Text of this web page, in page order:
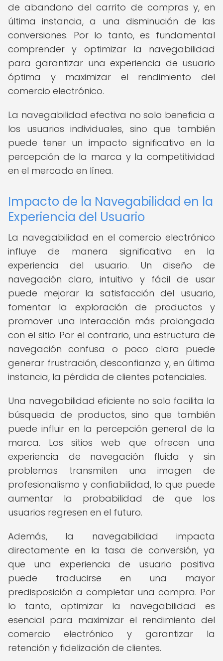
de abandono del carrito de compras y, en
última instancia, a una disminución de las
conversiones. Por lo tanto, es fundamental
comprender y optimizar la navegabilidad
para garantizar una experiencia de usuario
óptima y maximizar el rendimiento del
comercio electrónico.
La navegabilidad efectiva no solo beneficia a
los usuarios individuales, sino que también
puede tener un impacto significativo en la
percepción de la marca y la competitividad
en el mercado en línea.
Impacto de la Navegabilidad en la
Experiencia del Usuario
La navegabilidad en el comercio electrónico
influye de manera significativa en la
experiencia del usuario. Un diseño de
navegación claro, intuitivo y fácil de usar
puede mejorar la satisfacción del usuario,
fomentar la exploración de productos y
promover una interacción más prolongada
con el sitio. Por el contrario, una estructura de
navegación confusa o poco clara puede
generar frustración, desconfianza y, en última
instancia, la pérdida de clientes potenciales.
Una navegabilidad eficiente no solo facilita la
búsqueda de productos, sino que también
puede influir en la percepción general de la
marca. Los sitios web que ofrecen una
experiencia de navegación fluida y sin
problemas transmiten una imagen de
profesionalismo y confiabilidad, lo que puede
aumentar la probabilidad de que los
usuarios regresen en el futuro.
Además, la navegabilidad impacta
directamente en la tasa de conversión, ya
que una experiencia de usuario positiva
puede traducirse en una mayor
predisposición a completar una compra. Por
lo tanto, optimizar la navegabilidad es
esencial para maximizar el rendimiento del
comercio electrónico y garantizar la
retención y fidelización de clientes.